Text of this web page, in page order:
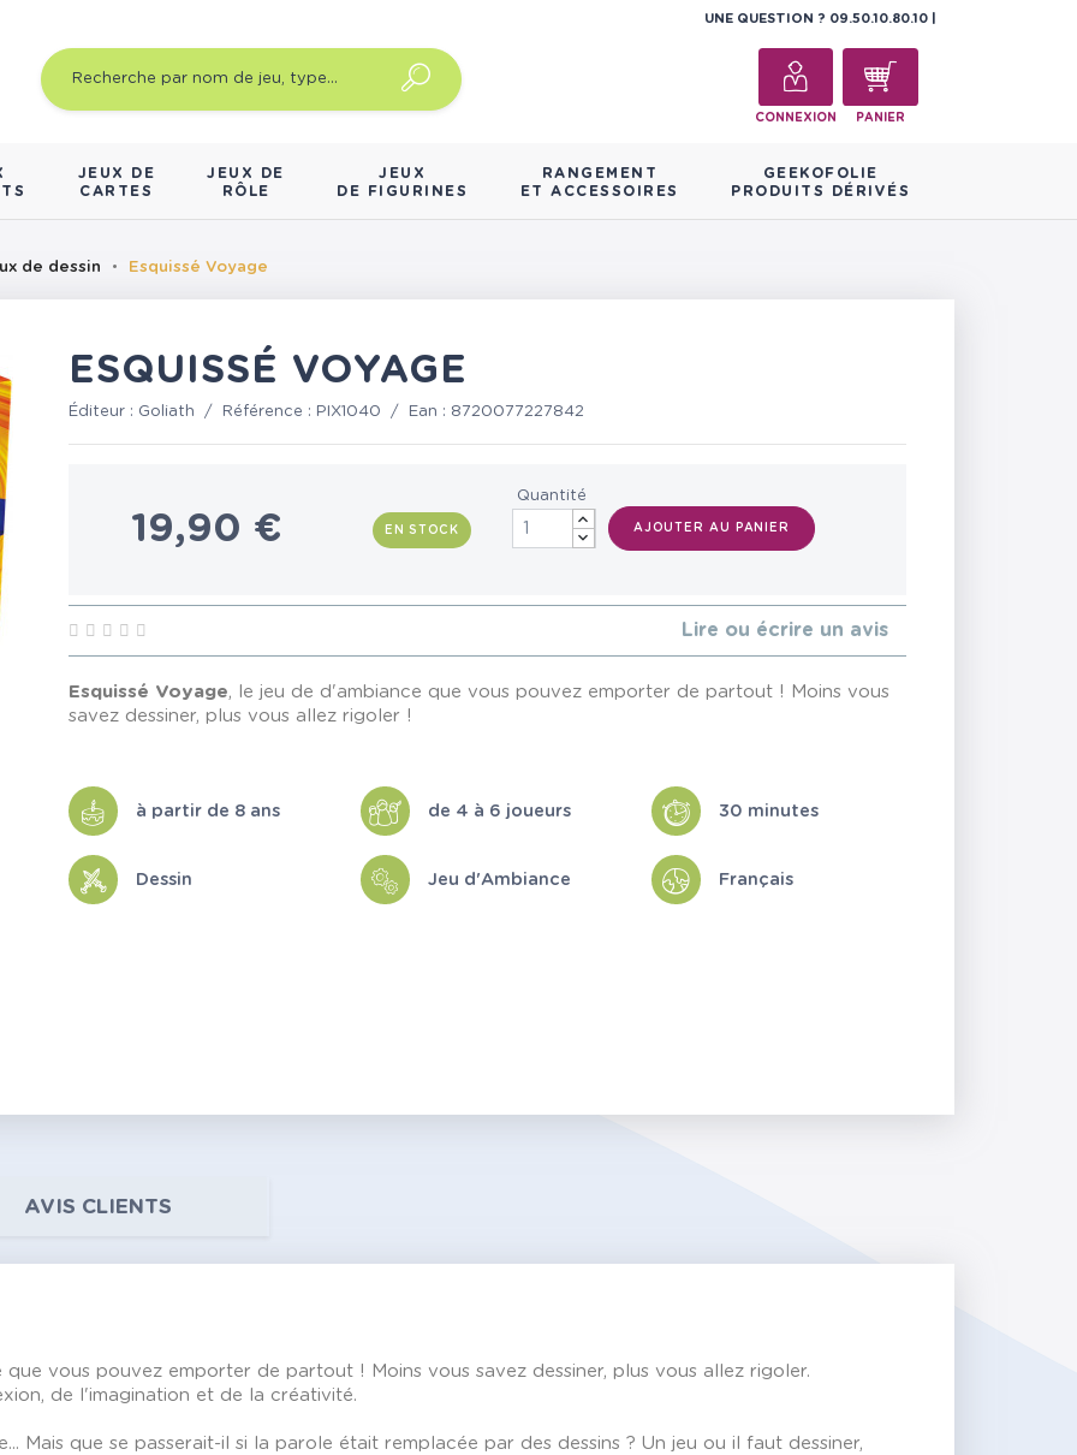
UNE QUESTION ? 09.50.10.80.10
CONNEXION PANIER
JEUX DE
CARTES
JEUX DE
RÔLE
JEUX
DE FIGURINES
RANGEMENT
ET ACCESSOIRES
GEEKOFOLIE
PRODUITS DÉRIVÉS
de dessin Esquissé Voyage
ESQUISSÉ VOYAGE
Éditeur : Goliath / Référence : PIX1040 / Ean : 8720077227842
19,90 € EN STOCK
Quantité
AJOUTER AU PANIER
Lire ou écrire un avis
Esquissé Voyage, le jeu de d'ambiance que vous pouvez emporter de partout ! Moins vous
savez dessiner, plus vous allez rigoler !
à partir de 8 ans de 4 à 6 joueurs 30 minutes
Dessin Jeu d'Ambiance Français
AVIS CLIENTS
vous pouvez emporter de partout ! Moins vous savez dessiner, plus vous allez rigoler.
de l'imagination et de la créativité.
Mais que se passerait-il si la parole était remplacée par des dessins ? Un jeu ou il faut dessiner,